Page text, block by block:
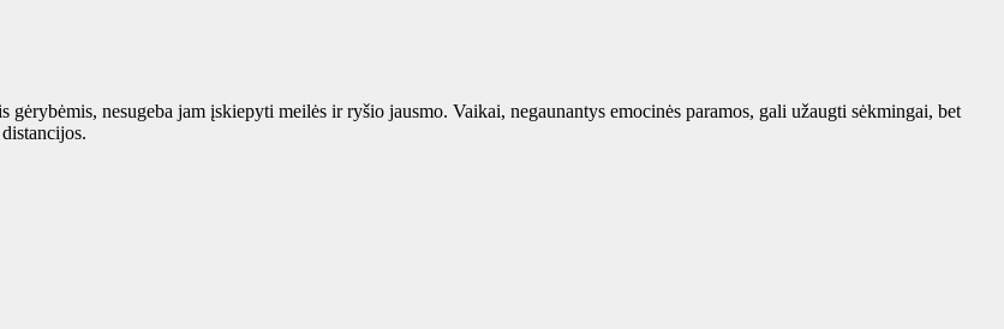
nesugeba jam įskiepyti meilės ir ryšio jausmo. Vaikai, negaunantys emocinės paramos, gali užaugti sėkmingai, bet